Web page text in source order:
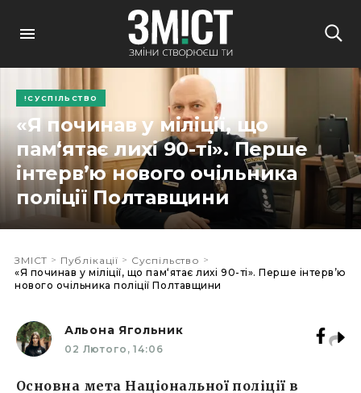
СУСПІЛЬСТВО
«Я починав у міліції, що
пам‘ятає лихі 90-ті». Перше
інтерв’ю нового очільника
поліції Полтавщини
ЗМІСТ > Публікації > Суспільство >
«Я починав у міліції, що пам‘ятає лихі 90-ті». Перше інтерв’ю
нового очільника поліції Полтавщини
Альона Ягольник
02 Лютого, 14:06
Основна мета Національної поліції в